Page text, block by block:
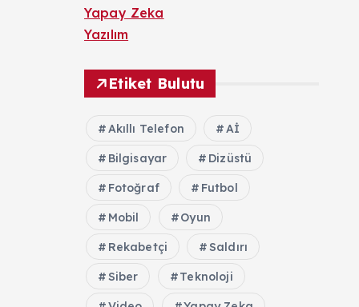
Yapay Zeka
Yazılım
Etiket Bulutu
Akıllı Telefon Aİ
Bilgisayar Dizüstü
Fotoğraf Futbol
Mobil Oyun
Rekabetçi Saldırı
Siber Teknoloji